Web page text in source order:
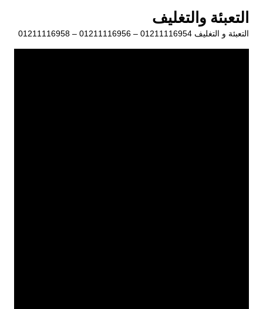
المحتوى
التعبئة والتغليف
التعبئة و التغليف 01211116954 – 01211116956 – 01211116958